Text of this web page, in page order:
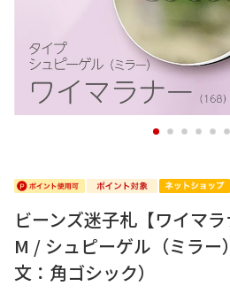
1 2 3 4 5 6
ビーンズ迷子札【ワイマ
M / シュピーゲル（ミラ
文：角ゴシック）